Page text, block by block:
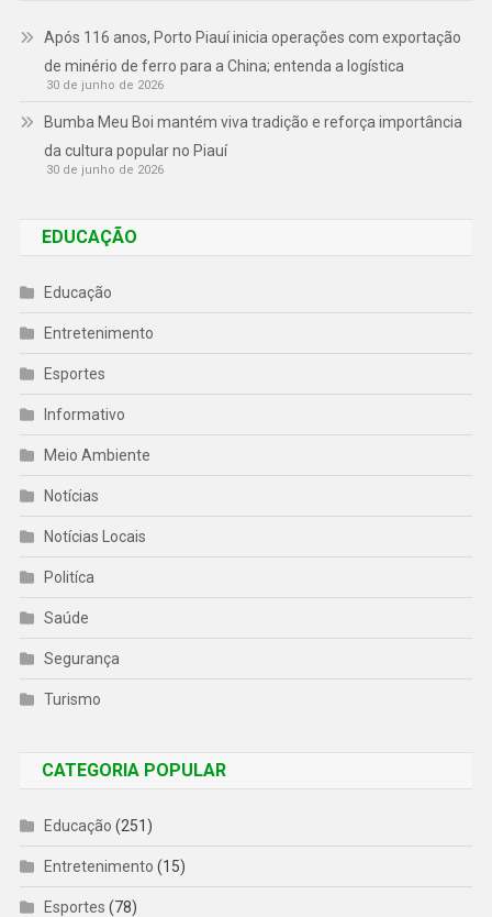
Após 116 anos, Porto Piauí inicia operações com exportação
de minério de ferro para a China; entenda a logística
30 de junho de 2026
Bumba Meu Boi mantém viva tradição e reforça importância
da cultura popular no Piauí
30 de junho de 2026
EDUCAÇÃO
Educação
Entretenimento
Esportes
Informativo
Meio Ambiente
Notícias
Notícias Locais
Politíca
Saúde
Segurança
Turismo
CATEGORIA POPULAR
Educação (251)
Entretenimento (15)
Esportes (78)